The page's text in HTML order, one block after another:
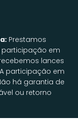
Prestamos
em
lances
participação em
há garantia de
ou retorno